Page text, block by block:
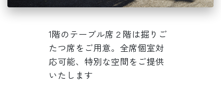
1階のテーブル席２階は掘りご
たつ席をご用意。全席個室対
応可能、特別な空間をご提供
いたします